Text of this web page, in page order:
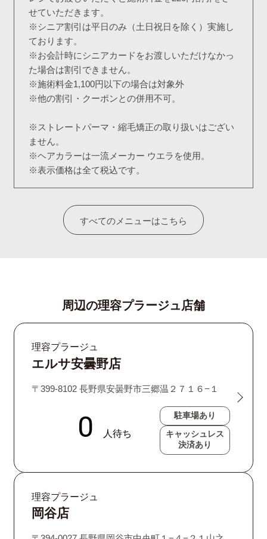
せていただきます。
※シニア割引は平日のみ（土日祝日を除く）実施し
ております。
※お会計時にシニアカードをお渡しいただけなかっ
た場合は割引できません。
※施術料金1,100円以下の場合は対象外
※他の割引・クーポンとの併用不可。
※ストレートパーマ・縮毛矯正の取り扱いはござい
ません。
※ヘアカラーは一流メーカー ウエラを使用。
※表示価格は全て税込です。
すべてのメニューはこちら
周辺の理容プラージュ店舗
理容プラージュ
エルサ安曇野店
〒399-8102 長野県安曇野市三郷温２７１６−１
駐車場あり
キャッシュレス
決済あり
理容プラージュ
岡谷店